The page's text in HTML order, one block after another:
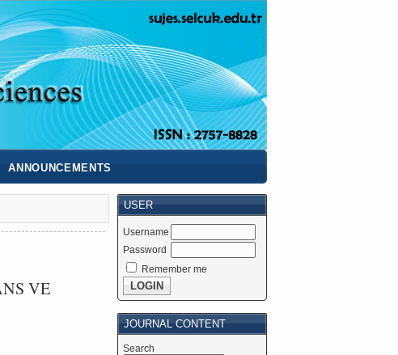
USER
Username
Password
Remember me
JOURNAL CONTENT
Search
ANNOUNCEMENTS
VE